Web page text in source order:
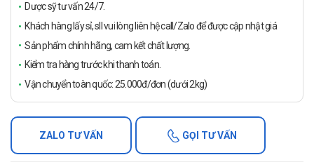
Dược sỹ tư vấn 24/7.
Khách hàng lấy sỉ, sll vui lòng liên hệ call/Zalo để được cập nhật giá
Sản phẩm chính hãng, cam kết chất lượng.
Kiểm tra hàng trước khi thanh toán.
Vận chuyển toàn quốc: 25.000đ/đơn (dưới 2kg)
ZALO TƯ VẤN GỌI TƯ VẤN